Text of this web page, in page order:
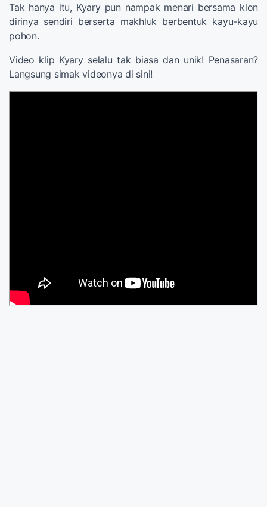
Tak hanya itu, Kyary pun nampak menari bersama klon
dirinya sendiri berserta makhluk berbentuk kayu-kayu
pohon.
Video klip Kyary selalu tak biasa dan unik! Penasaran?
Langsung simak videonya di sini!